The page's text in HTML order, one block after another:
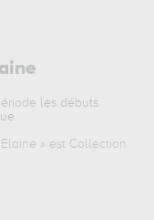
les débuts
.
» est Collection